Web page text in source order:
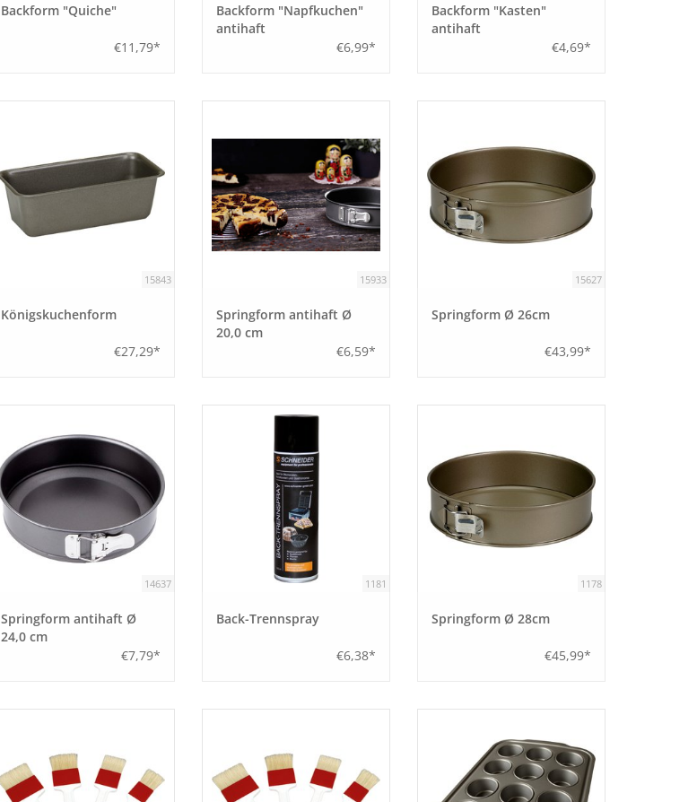
Backform "Quiche"
€11,79*
Backform "Napfkuchen"
antihaft
€6,99*
Backform "Kasten"
antihaft
€4,69*
15843
Königskuchenform
€27,29*
15933
Springform antihaft Ø
20,0 cm
€6,59*
15627
Springform Ø 26cm
€43,99*
14637
Springform antihaft Ø
24,0 cm
€7,79*
1181
Back-Trennspray
€6,38*
1178
Springform Ø 28cm
€45,99*